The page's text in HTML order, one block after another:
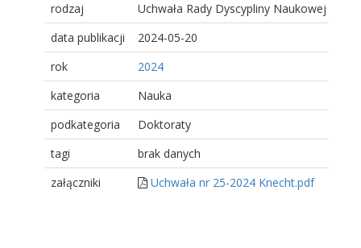
rodzaj
Uchwała Rady Dyscypliny Naukowej
data publikacji
2024-05-20
rok
2024
kategoria
Nauka
podkategoria
Doktoraty
tagi
brak danych
załączniki
Uchwała nr 25-2024 Knecht.pdf